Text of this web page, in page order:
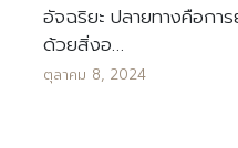
อัจฉริยะ ปลายทางคือก
ด้วยสิ่งอ…
ตุลาคม 8, 2024